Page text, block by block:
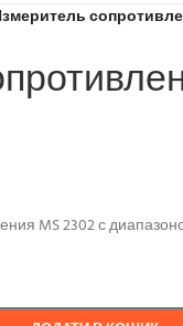
MS 2302 с